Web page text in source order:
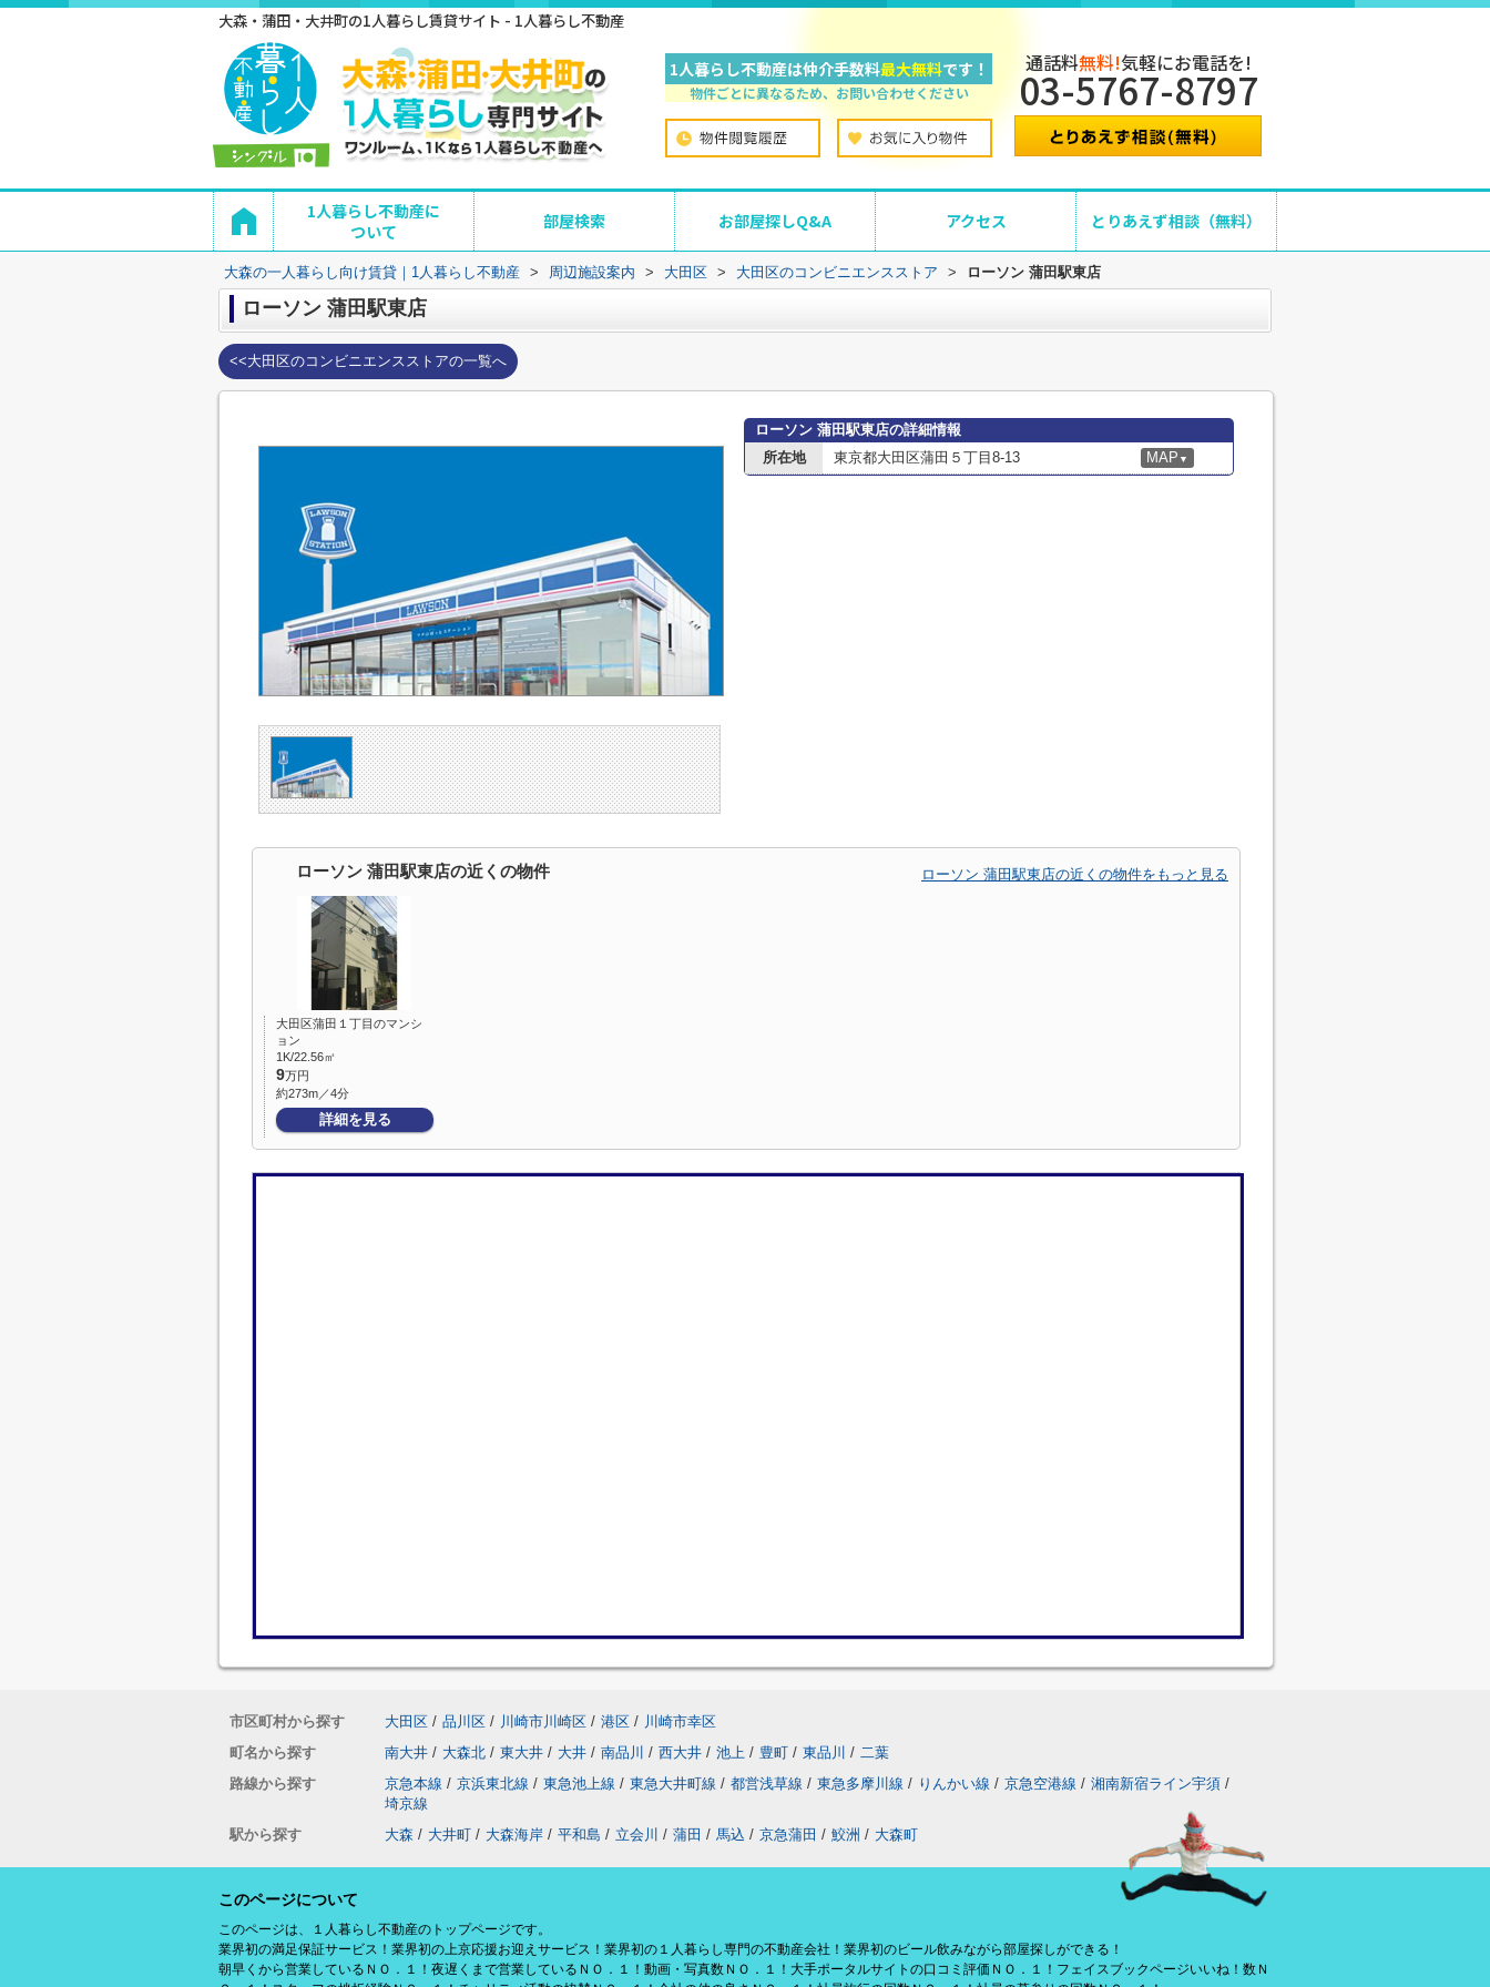
大森・蒲田・大井町の1人暮らし賃貸サイト - 1人暮らし不動産
1人暮らし不動産は仲介手数料最大無料です！
物件ごとに異なるため、お問い合わせください
通話料無料!気軽にお電話を!
03-5767-8797
1人暮らし不動産に
ついて
部屋検索 お部屋探しQ&A アクセス とりあえず相談（無料）
大森の一人暮らし向け賃貸｜1人暮らし不動産 > 周辺施設案内 > 大田区 > 大田区のコンビニエンスストア > ローソン 蒲田駅東店
ローソン 蒲田駅東店
<<大田区のコンビニエンスストアの一覧へ
ローソン 蒲田駅東店の詳細情報
所在地
東京都大田区蒲田５丁目8-13 MAP ▼
ローソン 蒲田駅東店の近くの物件 ローソン 蒲田駅東店の近くの物件をもっと見る
大田区蒲田１丁目のマンシ
ョン
1K/22.56㎡
9万円
約273m／4分
詳細を見る
市区町村から探す 大田区 / 品川区 / 川崎市川崎区 / 港区 / 川崎市幸区
町名から探す
南大井 / 大森北 / 東大井 / 大井 / 南品川 / 西大井 / 池上 / 豊町 / 東品川 / 二葉
路線から探す
京急本線 / 京浜東北線 / 東急池上線 / 東急大井町線 / 都営浅草線 / 東急多摩川線 / りんかい線 / 京急空港線 / 湘南新宿ライン宇須 /
埼京線
駅から探す
大森 / 大井町 / 大森海岸 / 平和島 / 立会川 / 蒲田 / 馬込 / 京急蒲田 / 鮫洲 / 大森町
このページについて
このページは、１人暮らし不動産のトップページです。
業界初の満足保証サービス！業界初の上京応援お迎えサービス！業界初の１人暮らし専門の不動産会社！業界初のビール飲みながら部屋探しができる！
朝早くから営業しているＮＯ．１！夜遅くまで営業しているＮＯ．１！動画・写真数ＮＯ．１！大手ポータルサイトの口コミ評価ＮＯ．１！フェイスブックページいいね！数Ｎ